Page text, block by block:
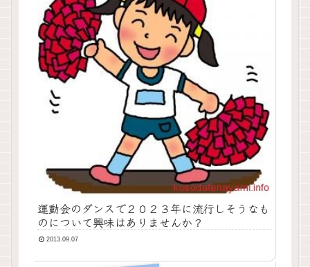
運動会のダンスで２０２３年に流行しそうなも
のについて興味はありませんか？
2013.09.07